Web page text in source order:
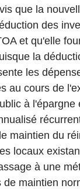
que la
des
et qu'elle
la
les
au cours de
à l'épargne
maintien du
locaux
à une
de maintien